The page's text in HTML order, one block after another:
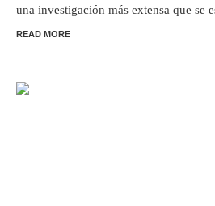
una investigación más extensa que se
READ MORE